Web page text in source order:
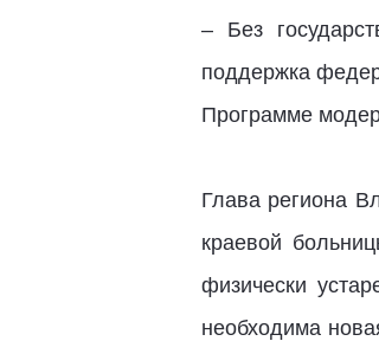
– Без
поддержка
Программе
Глава региона
краевой
физически
необходима